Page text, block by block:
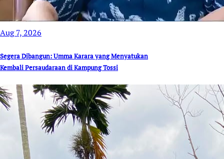
Aug 7, 2026
Segera Dibangun: Umma Karara yang Menyatukan
Kembali Persaudaraan di Kampung Tossi